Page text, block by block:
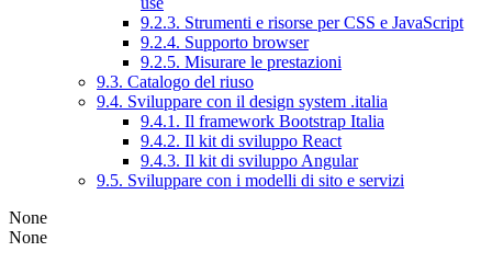
9.2.3. Strumenti e risorse per CSS e JavaScript
9.2.4. Supporto browser
9.2.5. Misurare le prestazioni
9.3. Catalogo del riuso
9.4. Sviluppare con il design system .italia
9.4.1. Il framework Bootstrap Italia
9.4.2. Il kit di sviluppo React
9.4.3. Il kit di sviluppo Angular
9.5. Sviluppare con i modelli di sito e servizi
None
None